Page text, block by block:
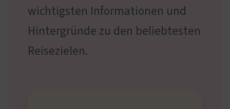
wichtigsten Informationen und
Hintergründe zu den beliebtesten
Reisezielen.